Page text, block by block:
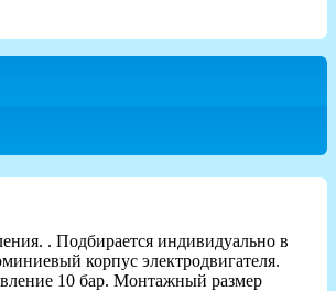
. Подбирается индивидуально в
корпус электродвигателя.
10 бар. Монтажный размер